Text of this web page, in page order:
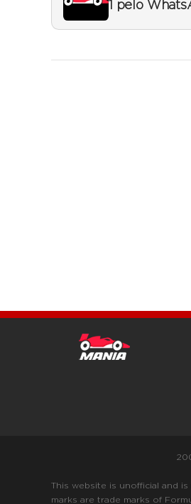
1 pelo
This website is unofficial and is
marks are trade marks of